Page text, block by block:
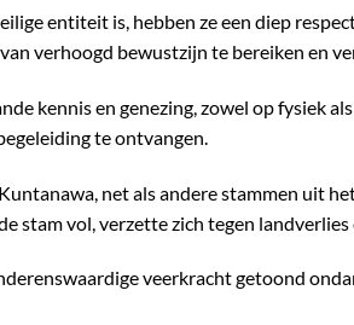
entiteit is, hebben ze een diep
verhoogd bewustzijn te bereiken en
kennis en genezing, zowel op fysiek
te ontvangen.
net als andere stammen uit
stam vol, verzette zich tegen
veerkracht getoond